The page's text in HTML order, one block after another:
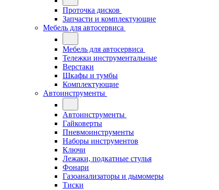
Проточка дисков
Запчасти и комплектующие
Мебель для автосервиса
Мебель для автосервиса
Тележки инструментальные
Верстаки
Шкафы и тумбы
Комплектующие
Автоинструменты
Автоинструменты
Гайковерты
Пневмоинструменты
Наборы инструментов
Ключи
Лежаки, подкатные стулья
Фонари
Газоанализаторы и дымомеры
Тиски